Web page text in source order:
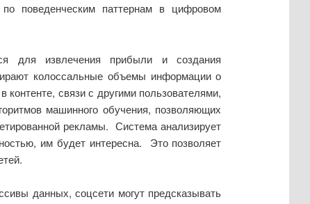
поведенческим паттернам в цифровом
для извлечения прибыли и создания
колоссальные объемы информации о
связи с другими пользователями,
машинного обучения, позволяющих
рекламы. Система анализирует
им будет интересна. Это позволяет
данных, соцсети могут предсказывать